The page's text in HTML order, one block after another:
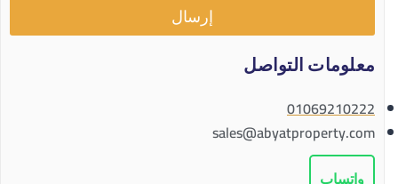
إرسال
معلومات التواصل
01069210222
sales@abyatproperty.com